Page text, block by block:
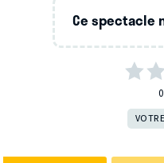
Ce spectacle
0